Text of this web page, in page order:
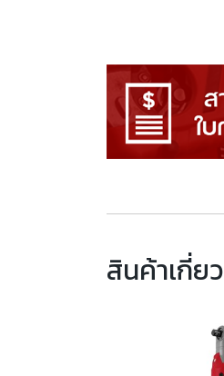
สินค้าเกี่ย